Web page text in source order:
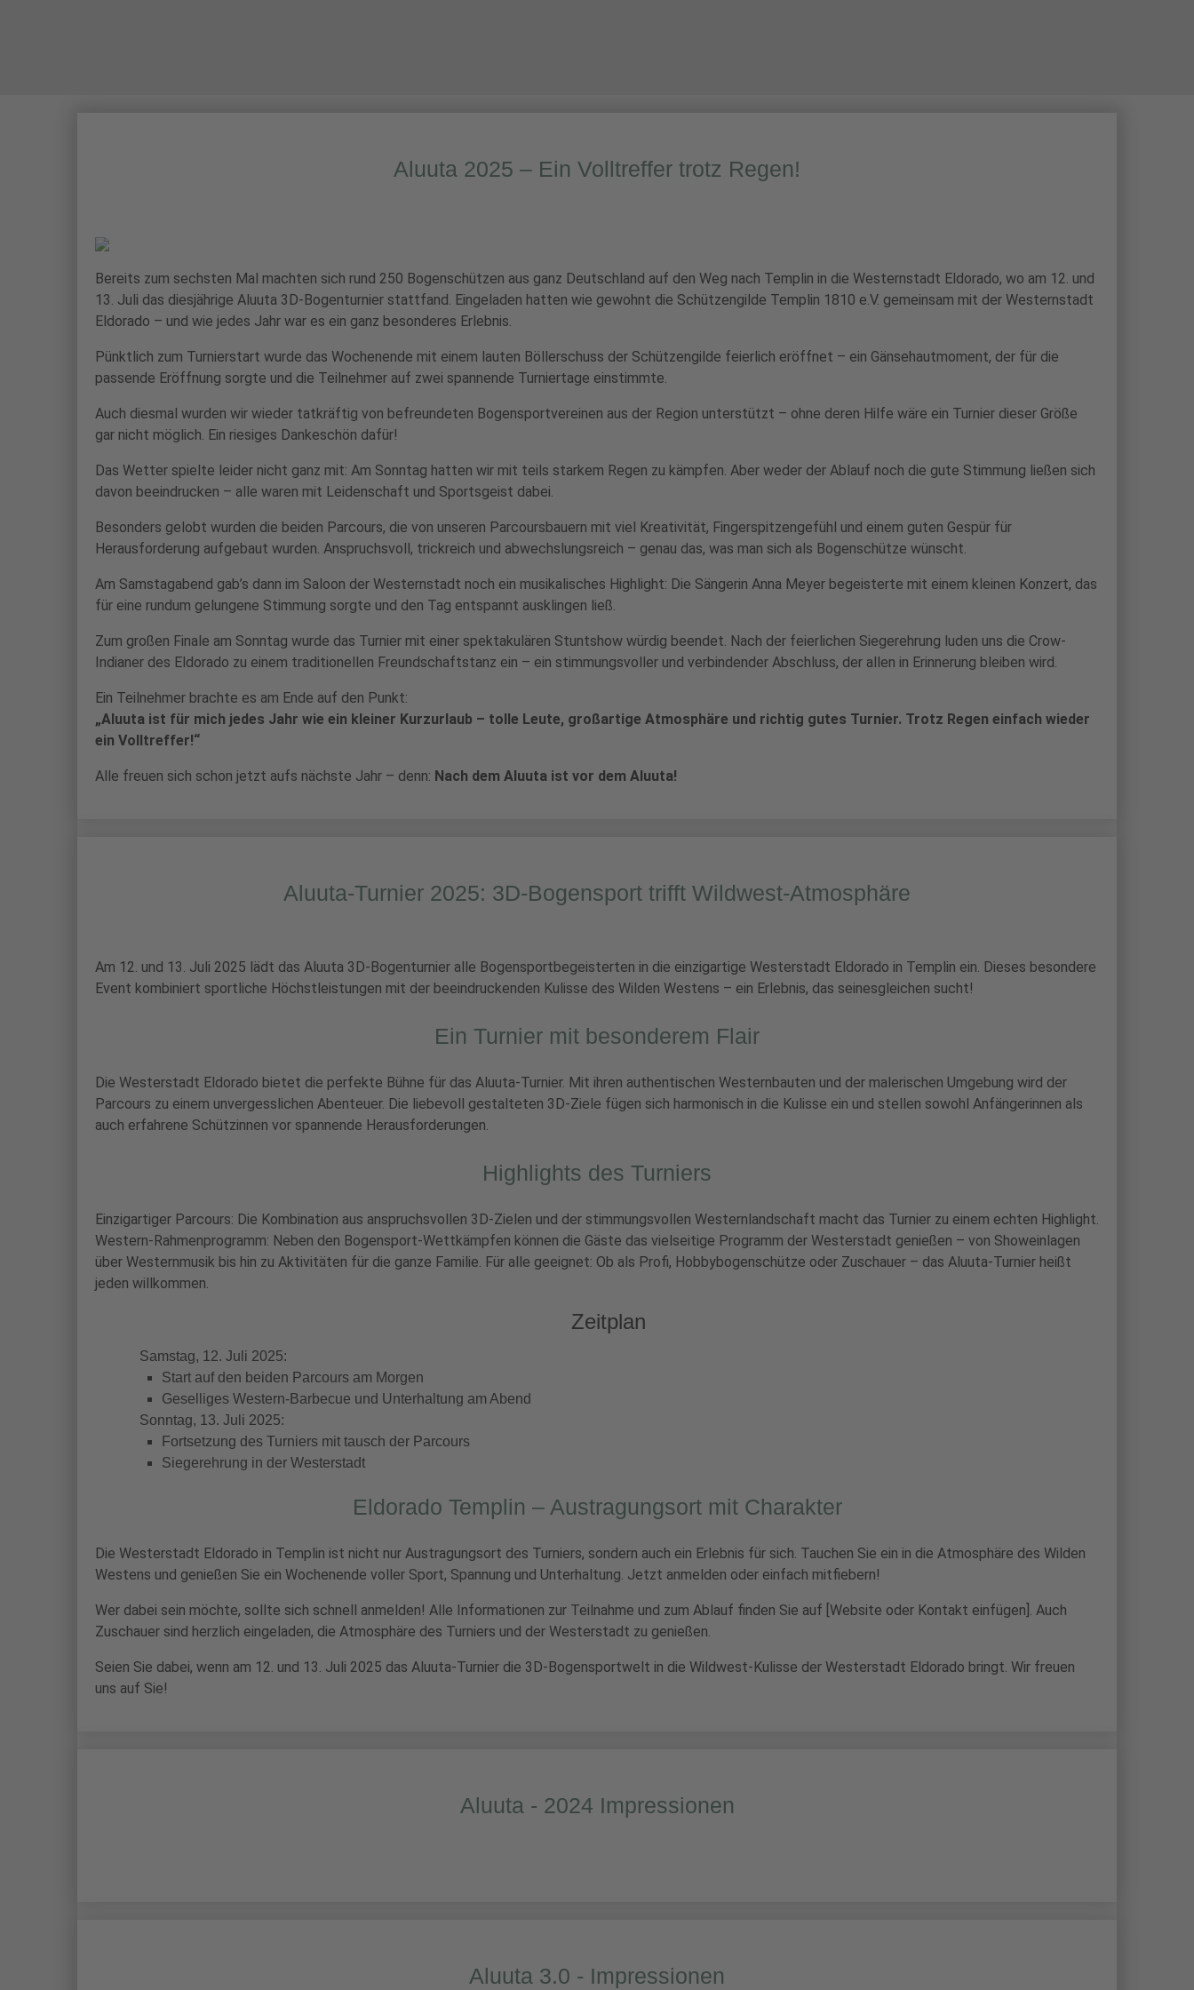
Aluuta 2025 – Ein Volltreffer trotz Regen!
Bereits zum sechsten Mal machten sich rund 250 Bogenschützen aus ganz Deutschland auf den Weg nach Templin in die Westernstadt Eldorado, wo am 12. und
13. Juli das diesjährige Aluuta 3D-Bogenturnier stattfand. Eingeladen hatten wie gewohnt die Schützengilde Templin 1810 e.V. gemeinsam mit der Westernstadt
Eldorado – und wie jedes Jahr war es ein ganz besonderes Erlebnis.
Pünktlich zum Turnierstart wurde das Wochenende mit einem lauten Böllerschuss der Schützengilde feierlich eröffnet – ein Gänsehautmoment, der für die
passende Eröffnung sorgte und die Teilnehmer auf zwei spannende Turniertage einstimmte.
Auch diesmal wurden wir wieder tatkräftig von befreundeten Bogensportvereinen aus der Region unterstützt – ohne deren Hilfe wäre ein Turnier dieser Größe
gar nicht möglich. Ein riesiges Dankeschön dafür!
Das Wetter spielte leider nicht ganz mit: Am Sonntag hatten wir mit teils starkem Regen zu kämpfen. Aber weder der Ablauf noch die gute Stimmung ließen sich
davon beeindrucken – alle waren mit Leidenschaft und Sportsgeist dabei.
Besonders gelobt wurden die beiden Parcours, die von unseren Parcoursbauern mit viel Kreativität, Fingerspitzengefühl und einem guten Gespür für
Herausforderung aufgebaut wurden. Anspruchsvoll, trickreich und abwechslungsreich – genau das, was man sich als Bogenschütze wünscht.
Am Samstagabend gab’s dann im Saloon der Westernstadt noch ein musikalisches Highlight: Die Sängerin Anna Meyer begeisterte mit einem kleinen Konzert, das
für eine rundum gelungene Stimmung sorgte und den Tag entspannt ausklingen ließ.
Zum großen Finale am Sonntag wurde das Turnier mit einer spektakulären Stuntshow würdig beendet. Nach der feierlichen Siegerehrung luden uns die Crow-
Indianer des Eldorado zu einem traditionellen Freundschaftstanz ein – ein stimmungsvoller und verbindender Abschluss, der allen in Erinnerung bleiben wird.
Ein Teilnehmer brachte es am Ende auf den Punkt:
„Aluuta ist für mich jedes Jahr wie ein kleiner Kurzurlaub – tolle Leute, großartige Atmosphäre und richtig gutes Turnier. Trotz Regen einfach wieder
ein Volltreffer!“
Alle freuen sich schon jetzt aufs nächste Jahr – denn: Nach dem Aluuta ist vor dem Aluuta!
Aluuta-Turnier 2025: 3D-Bogensport trifft Wildwest-Atmosphäre
Am 12. und 13. Juli 2025 lädt das Aluuta 3D-Bogenturnier alle Bogensportbegeisterten in die einzigartige Westerstadt Eldorado in Templin ein. Dieses besondere
Event kombiniert sportliche Höchstleistungen mit der beeindruckenden Kulisse des Wilden Westens – ein Erlebnis, das seinesgleichen sucht!
Ein Turnier mit besonderem Flair
Die Westerstadt Eldorado bietet die perfekte Bühne für das Aluuta-Turnier. Mit ihren authentischen Westernbauten und der malerischen Umgebung wird der
Parcours zu einem unvergesslichen Abenteuer. Die liebevoll gestalteten 3D-Ziele fügen sich harmonisch in die Kulisse ein und stellen sowohl Anfängerinnen als
auch erfahrene Schützinnen vor spannende Herausforderungen.
Highlights des Turniers
Einzigartiger Parcours: Die Kombination aus anspruchsvollen 3D-Zielen und der stimmungsvollen Westernlandschaft macht das Turnier zu einem echten Highlight.
Western-Rahmenprogramm: Neben den Bogensport-Wettkämpfen können die Gäste das vielseitige Programm der Westerstadt genießen – von Showeinlagen
über Westernmusik bis hin zu Aktivitäten für die ganze Familie. Für alle geeignet: Ob als Profi, Hobbybogenschütze oder Zuschauer – das Aluuta-Turnier heißt
jeden willkommen.
Zeitplan
Samstag, 12. Juli 2025:
Start auf den beiden Parcours am Morgen
Geselliges Western-Barbecue und Unterhaltung am Abend
Sonntag, 13. Juli 2025:
Fortsetzung des Turniers mit tausch der Parcours
Siegerehrung in der Westerstadt
Eldorado Templin – Austragungsort mit Charakter
Die Westerstadt Eldorado in Templin ist nicht nur Austragungsort des Turniers, sondern auch ein Erlebnis für sich. Tauchen Sie ein in die Atmosphäre des Wilden
Westens und genießen Sie ein Wochenende voller Sport, Spannung und Unterhaltung. Jetzt anmelden oder einfach mitfiebern!
Wer dabei sein möchte, sollte sich schnell anmelden! Alle Informationen zur Teilnahme und zum Ablauf finden Sie auf [Website oder Kontakt einfügen]. Auch
Zuschauer sind herzlich eingeladen, die Atmosphäre des Turniers und der Westerstadt zu genießen.
Seien Sie dabei, wenn am 12. und 13. Juli 2025 das Aluuta-Turnier die 3D-Bogensportwelt in die Wildwest-Kulisse der Westerstadt Eldorado bringt. Wir freuen
uns auf Sie!
Aluuta - 2024 Impressionen
Aluuta 3.0 - Impressionen